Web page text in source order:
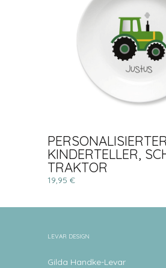
PERSONALISIERTER
KINDERTELLER,
TRAKTOR
19,95 €
LEVAR DESIGN
Gilda Handke-Levar